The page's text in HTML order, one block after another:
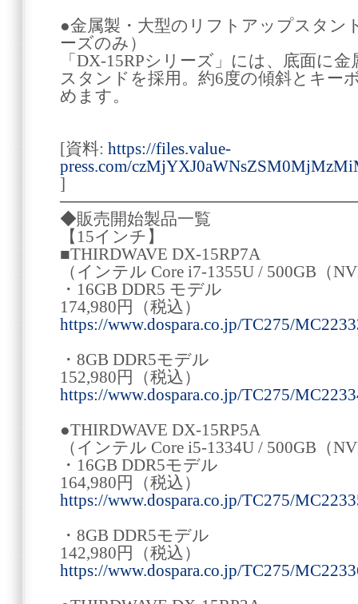
●金属製・大型のリフトアップスタン
ーズのみ）
「DX-15RPシリーズ」には、底面に
スタンドを採用。約6度の傾斜とキー
めます。
[資料: https://files.value-
press.com/
]
◆販売開始製品一覧
【15インチ】
■THIRDWAVE DX-15RP7A
（インテル Core i7-1355U / 500GB（
・16GB DDR5 モデル
174,980円（税込）
https://www.dospara.co.jp/TC275/
・8GB DDR5モデル
152,980円（税込）
https://www.dospara.co.jp/TC275/
●THIRDWAVE DX-15RP5A
（インテル Core i5-1334U / 500GB（
・16GB DDR5モデル
164,980円（税込）
https://www.dospara.co.jp/TC275/
・8GB DDR5モデル
142,980円（税込）
https://www.dospara.co.jp/TC275/